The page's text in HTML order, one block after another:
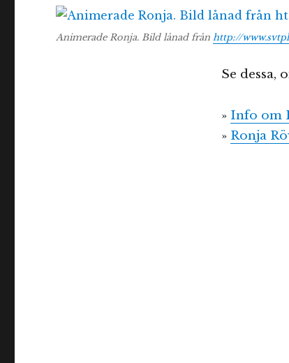
Animerade Ronja. Bild lånad frånhttp://
Se dessa,
» Info om
» Ronja